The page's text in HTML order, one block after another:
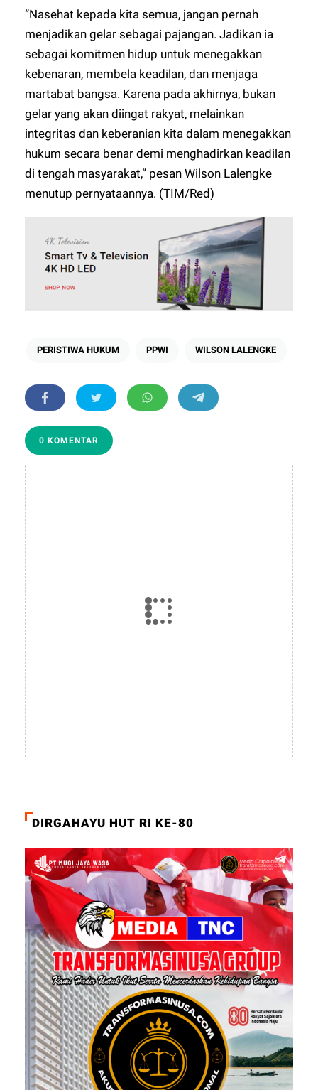
“Nasehat kepada kita semua, jangan pernah
menjadikan gelar sebagai pajangan. Jadikan ia
sebagai komitmen hidup untuk menegakkan
kebenaran, membela keadilan, dan menjaga
martabat bangsa. Karena pada akhirnya, bukan
gelar yang akan diingat rakyat, melainkan
integritas dan keberanian kita dalam menegakkan
hukum secara benar demi menghadirkan keadilan
di tengah masyarakat,” pesan Wilson Lalengke
menutup pernyataannya. (TIM/Red)
PERISTIWA HUKUM PPWI WILSON LALENGKE
0 KOMENTAR
DIRGAHAYU HUT RI KE-80